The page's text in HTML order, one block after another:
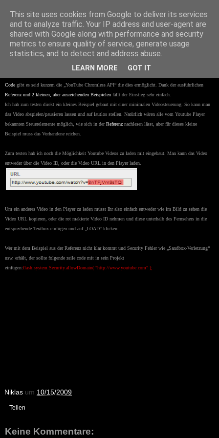
Niklas Knaack Dev Blog
10/15/2009
YouTube Chromless API in Aktion
Code gibt es seid kurzem die „YouTube Chromless API“ die dies ermöglicht. Dank der ausführlichen
Referenz und 2 kleinen, aber ausreichenden Beispielen fällt der Einstieg sehr einfach.
Ich hab zum testen direkt ein kleines Beispiel gebaut mit einer minimalen Videosteuerung. So kann man
das Video abspielen/pausieren lassen und auf lautlos stellen. Natürlich wären alle vom Youtube Player
bekannten Steuerelemente möglich, wie sich in derReferenz nachlesen lässt, aber für dieses kleine
Beispiel muss das Vorhandene reichen.
Zum testen hab ich noch die Möglichkeit Youtube Videos zu laden mit eingebaut. Man kann das Video
entweder über die Video ID, oder die Video URL in den Player laden.
Um ein anderes Video in den Player zu laden müsst Ihr also einfach entweder wie im Bild zu sehen die
Video URL kopieren, oder die rot makierte Video ID nehmen und diese unterhalb des Fernsehers in die
entsprechende Textbox einfügen und auf LOAD“ klicken.
Wer mit dem Beispiel aus der Referenz nicht klar kommt und Security Fehler wie Sandbox-Verletzung“
usw. erhält, der sollte folgende zeile code mit in sein Projekt
einfügen:flash.system.Security.allowDomain( "http://www.youtube.com" );
Niklas um 10/15/2009
Teilen
Keine Kommentare:
This site uses cookies from Google to deliver its services
and to analyze traffic. Your IP address and user-agent are
shared with Google along with performance and security
metrics to ensure quality of service, generate usage
statistics, and to detect and address abuse.
LEARN MORE GOT IT